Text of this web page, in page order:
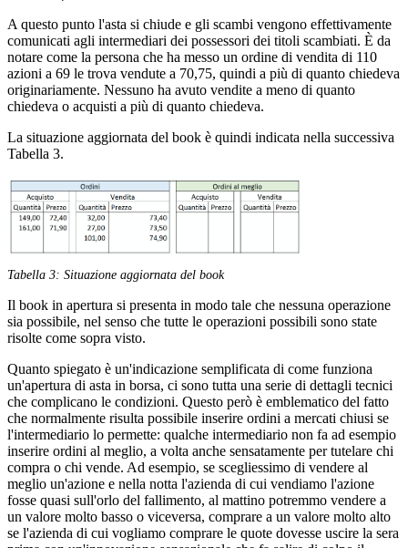
A questo punto l'asta si chiude e gli scambi vengono effettivamente
comunicati agli intermediari dei possessori dei titoli scambiati. È da
notare come la persona che ha messo un ordine di vendita di 110
azioni a 69 le trova vendute a 70,75, quindi a più di quanto chiedeva
originariamente. Nessuno ha avuto vendite a meno di quanto
chiedeva o acquisti a più di quanto chiedeva.
La situazione aggiornata del book è quindi indicata nella successiva
Tabella 3.
Tabella 3: Situazione aggiornata del book
Il book in apertura si presenta in modo tale che nessuna operazione
sia possibile, nel senso che tutte le operazioni possibili sono state
risolte come sopra visto.
Quanto spiegato è un'indicazione semplificata di come funziona
un'apertura di asta in borsa, ci sono tutta una serie di dettagli tecnici
che complicano le condizioni. Questo però è emblematico del fatto
che normalmente risulta possibile inserire ordini a mercati chiusi se
l'intermediario lo permette: qualche intermediario non fa ad esempio
inserire ordini al meglio, a volta anche sensatamente per tutelare chi
compra o chi vende. Ad esempio, se scegliessimo di vendere al
meglio un'azione e nella notta l'azienda di cui vendiamo l'azione
fosse quasi sull'orlo del fallimento, al mattino potremmo vendere a
un valore molto basso o viceversa, comprare a un valore molto alto
se l'azienda di cui vogliamo comprare le quote dovesse uscire la sera